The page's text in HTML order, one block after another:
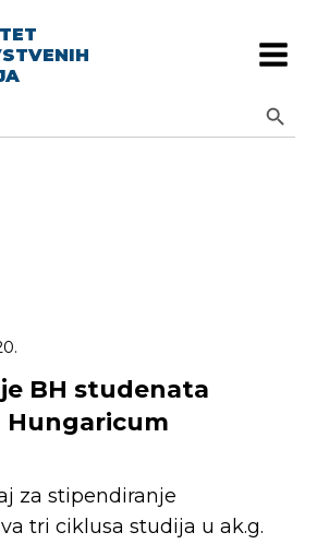
BH studenata
za stipendiranje
tri ciklusa studija u ak.g.